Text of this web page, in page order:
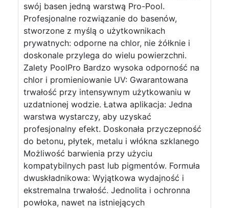
swój basen jedną warstwą Pro-Pool.
Profesjonalne rozwiązanie do basenów,
stworzone z myślą o użytkownikach
prywatnych: odporne na chlor, nie żółknie i
doskonale przylega do wielu powierzchni.
Zalety PoolPro Bardzo wysoka odporność na
chlor i promieniowanie UV: Gwarantowana
trwałość przy intensywnym użytkowaniu w
uzdatnionej wodzie. Łatwa aplikacja: Jedna
warstwa wystarczy, aby uzyskać
profesjonalny efekt. Doskonała przyczepność
do betonu, płytek, metalu i włókna szklanego
Możliwość barwienia przy użyciu
kompatybilnych past lub pigmentów. Formuła
dwuskładnikowa: Wyjątkowa wydajność i
ekstremalna trwałość. Jednolita i ochronna
powłoka, nawet na istniejących